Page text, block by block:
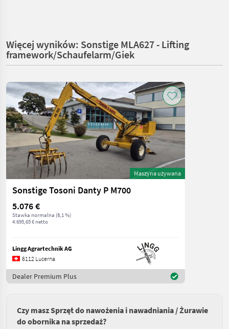
Więcej wyników: Sonstige MLA627 - Lifting
framework/Schaufelarm/Giek
Maszyna używana
Sonstige Tosoni Danty P M700
5.076 €
Stawka normalna (8,1 %)
4.695,65 € netto
Lingg Agrartechnik AG
6112 Lucerna
Dealer Premium Plus
Czy masz Sprzęt do nawożenia i nawadniania / Żurawie
do obornika na sprzedaż?